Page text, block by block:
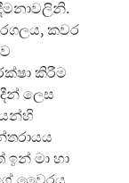
කවර
කිරීම
ලෙස
මා හා
වෛරය